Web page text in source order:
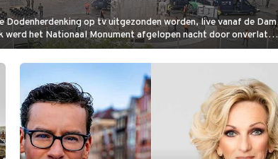
Dodenherdenking op tv uitgezonden worden, live vanaf de Dam
werd het Nationaal Monument afgelopen nacht door onverlaten
het de organisatie om al die sporen daarvan op tijd uit te
Alexander en koningin Máxima hun opwachting maken?